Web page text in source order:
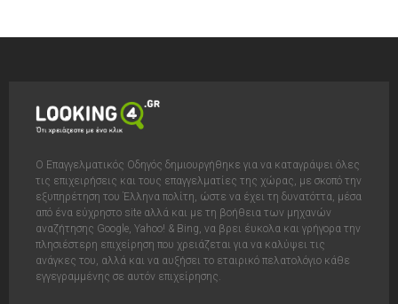
Ο Επαγγελματικός Οδηγός δημιουργήθηκε για να καταγράψει όλες
τις επιχειρήσεις και τους επαγγελματίες της χώρας, με σκοπό την
εξυπηρέτηση του Έλληνα πολίτη, ώστε να έχει τη δυνατόττα, μέσα
από ένα εύχρηστο site αλλά και με τη βοήθεια των μηχανών
αναζήτησης Google, Yahoo! & Bing, να βρει έυκολα και γρήγορα την
πλησιέστερη επιχείρηση που χρειάζεται για να καλύψει τις
ανάγκες του, αλλά και να αυξήσει το εταιρικό πελατολόγιο κάθε
εγγεγραμμένης σε αυτόν επιχείρησης.